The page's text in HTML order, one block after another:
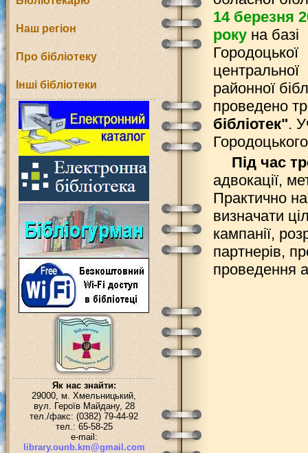
Наш регіон
Про бібліотеку
Інші бібліотеки
Як нас знайти:
29000, м. Хмельницький,
вул. Героїв Майдану, 28
тел./факс: (0382) 79-44-92
тел.: 65-58-25
e-mail:
library.ounb.km@gmail.com
14 березня
року на базі
Городоцької
центральної
районної
проведено
бібліотек".
Під час
адвокації,
Практично
визначати
кампанії,
партнерів,
проведення